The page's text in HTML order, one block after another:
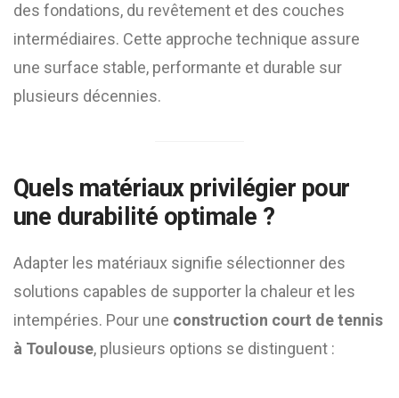
des fondations, du revêtement et des couches
intermédiaires. Cette approche technique assure
une surface stable, performante et durable sur
plusieurs décennies.
Quels matériaux privilégier pour
une durabilité optimale ?
Adapter les matériaux signifie sélectionner des
solutions capables de supporter la chaleur et les
intempéries. Pour une construction court de tennis
à Toulouse, plusieurs options se distinguent :